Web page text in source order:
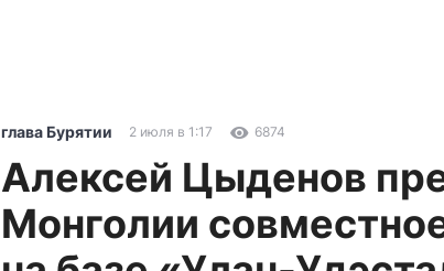
глава Бурятии 2 июля в 1:17 6874
Алексей Цыденов
Монголии